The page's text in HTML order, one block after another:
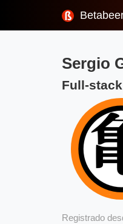
Sergio
Full-
Registrado